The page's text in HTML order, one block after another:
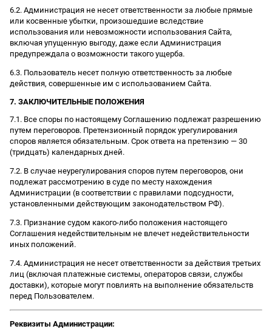
6.2. Администрация не несет ответственности за любые прямые
или косвенные убытки, произошедшие вследствие
использования или невозможности использования Сайта,
включая упущенную выгоду, даже если Администрация
предупреждала о возможности такого ущерба.
6.3. Пользователь несет полную ответственность за любые
действия, совершенные им с использованием Сайта.
7. ЗАКЛЮЧИТЕЛЬНЫЕ ПОЛОЖЕНИЯ
7.1. Все споры по настоящему Соглашению подлежат разрешению
путем переговоров. Претензионный порядок урегулирования
споров является обязательным. Срок ответа на претензию — 30
(тридцать) календарных дней.
7.2. В случае неурегулирования споров путем переговоров, они
подлежат рассмотрению в суде по месту нахождения
Администрации (в соответствии с правилами подсудности,
установленными действующим законодательством РФ).
7.3. Признание судом какого-либо положения настоящего
Соглашения недействительным не влечет недействительности
иных положений.
7.4. Администрация не несет ответственности за действия третьих
лиц (включая платежные системы, операторов связи, службы
доставки), которые могут повлиять на выполнение обязательств
перед Пользователем.
Реквизиты Администрации: